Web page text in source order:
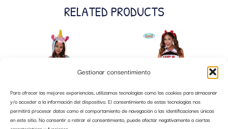
Gestionar consentimiento
Para ofrecer las mejores experiencias, utilizamos tecnologías como las cookies para almacenar
y/o acceder a la información del dispositivo. El consentimiento de estas tecnologías nos
permitirá procesar datos como el comportamiento de navegación o las identificaciones únicas
en este sitio. No consentir o retirar el consentimiento, puede afectar negativamente a ciertas
RELATED PRODUCTS